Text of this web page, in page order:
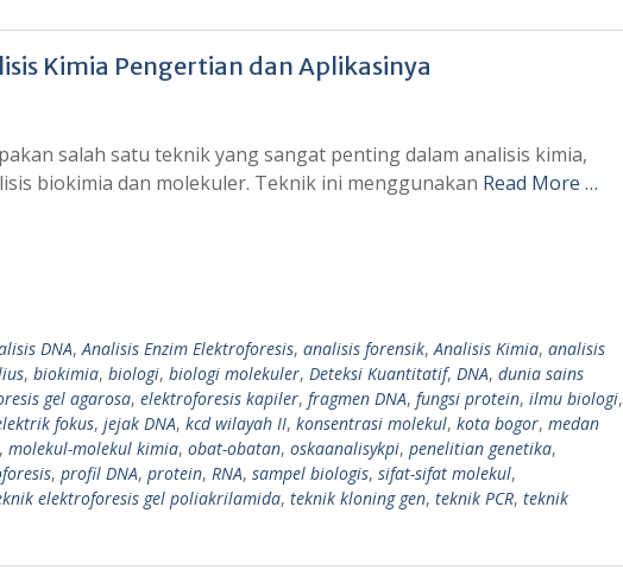
Kimia Pengertian dan Aplikasinya
salah satu teknik yang sangat penting dalam analisis kimia,
biokimia dan molekuler. Teknik ini menggunakan Read More …
DNA, Analisis Enzim Elektroforesis, analisis forensik, Analisis Kimia, analisis
, biokimia, biologi, biologi molekuler, Deteksi Kuantitatif, DNA, dunia sains
gel agarosa, elektroforesis kapiler, fragmen DNA, fungsi protein, ilmu biologi,
fokus, jejak DNA, kcd wilayah II, konsentrasi molekul, kota bogor, medan
, molekul-molekul kimia, obat-obatan, oskaanalisykpi, penelitian genetika,
, profil DNA, protein, RNA, sampel biologis, sifat-sifat molekul,
elektroforesis gel poliakrilamida, teknik kloning gen, teknik PCR, teknik